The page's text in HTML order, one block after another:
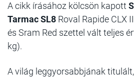
A cikk írásához kölcsön kapott
Tarmac SL8 Roval Rapide CLX
és Sram Red szettel vált teljes
kg).
A világ leggyorsabbjának